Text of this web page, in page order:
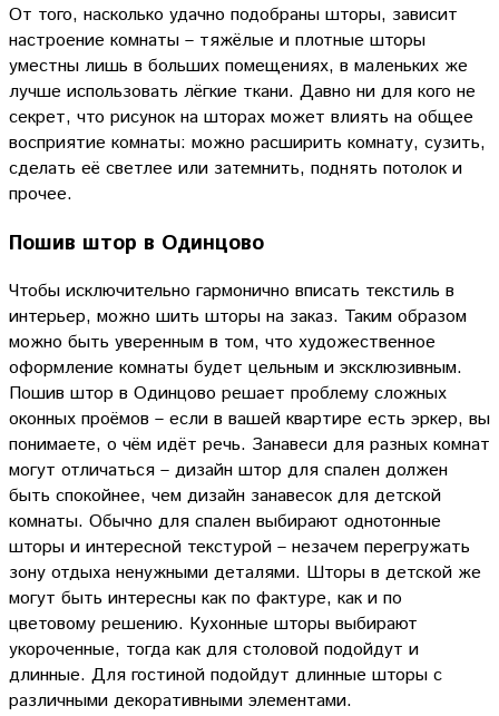
От того, насколько удачно подобраны шторы, зависит
настроение комнаты – тяжёлые и плотные шторы
уместны лишь в больших помещениях, в маленьких же
лучше использовать лёгкие ткани. Давно ни для кого не
секрет, что рисунок на шторах может влиять на общее
восприятие комнаты: можно расширить комнату, сузить,
сделать её светлее или затемнить, поднять потолок и
прочее.
Пошив штор в Одинцово
Чтобы исключительно гармонично вписать текстиль в
интерьер, можно шить шторы на заказ. Таким образом
можно быть уверенным в том, что художественное
оформление комнаты будет цельным и эксклюзивным.
Пошив штор в Одинцово решает проблему сложных
оконных проёмов – если в вашей квартире есть эркер, вы
понимаете, о чём идёт речь. Занавеси для разных комнат
могут отличаться – дизайн штор для спален должен
быть спокойнее, чем дизайн занавесок для детской
комнаты. Обычно для спален выбирают однотонные
шторы и интересной текстурой – незачем перегружать
зону отдыха ненужными деталями. Шторы в детской же
могут быть интересны как по фактуре, как и по
цветовому решению. Кухонные шторы выбирают
укороченные, тогда как для столовой подойдут и
длинные. Для гостиной подойдут длинные шторы с
различными декоративными элементами.